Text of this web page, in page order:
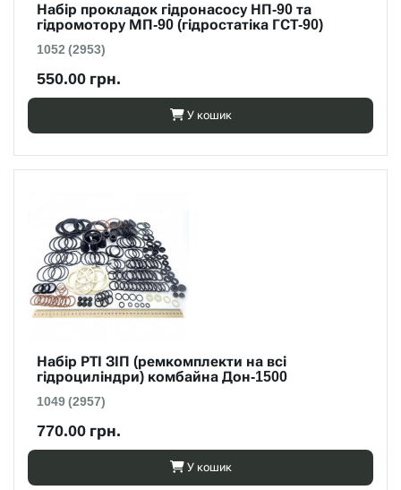
Набір прокладок гідронасосу НП-90 та
гідромотору МП-90 (гідростатіка ГСТ-90)
1052 (2953)
550.00 грн.
У кошик
Набір РТІ ЗІП (ремкомплекти на всі
гідроциліндри) комбайна Дон-1500
1049 (2957)
770.00 грн.
У кошик